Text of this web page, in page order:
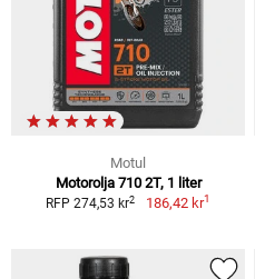
Motul
Motorolja 710 2T, 1 liter
RFP 274,53 kr2 186,42 kr1